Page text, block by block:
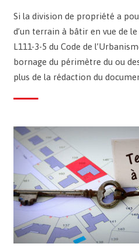
Si la division de propriété a
d’un terrain à bâtir en vue de
L111-3-5 du Code de
bornage du périmètre du ou
plus de la rédaction du